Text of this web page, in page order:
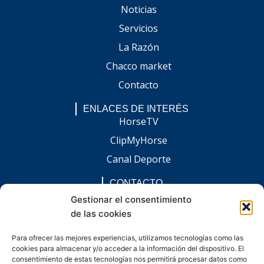
Gestionar el consentimiento
de las cookies
Para ofrecer las mejores experiencias, utilizamos tecnologías como las
cookies para almacenar y/o acceder a la información del dispositivo. El
consentimiento de estas tecnologías nos permitirá procesar datos como
Noticias
Servicios
La Razón
Chacco market
Contacto
ENLACES DE INTERÉS
HorseTV
ClipMyHorse
Canal Deporte
CONTACTO
comunicacion@chaccoinfo.com
Presentes en todo el ámbito nacional
F
a
c
I
n
s
L
i
n
E
n
v
W
h
a